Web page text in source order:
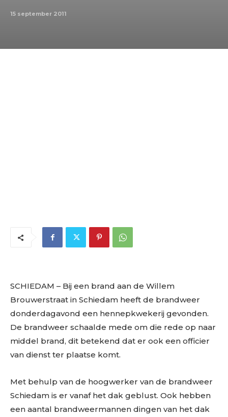
15 september 2011
SCHIEDAM – Bij een brand aan de Willem
Brouwerstraat in Schiedam heeft de brandweer
donderdagavond een hennepkwekerij gevonden.
De brandweer schaalde mede om die rede op naar
middel brand, dit betekend dat er ook een officier
van dienst ter plaatse komt.
Met behulp van de hoogwerker van de brandweer
Schiedam is er vanaf het dak geblust. Ook hebben
een aantal brandweermannen dingen van het dak